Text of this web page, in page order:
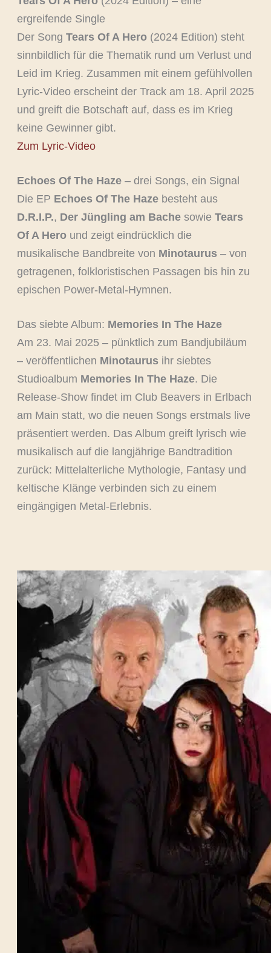
ergreifende Single
Der Song Tears Of A Hero(2024 Edition) steht
sinnbildlich für die Thematik rund um Verlust und
Leid im Krieg. Zusammen mit einem gefühlvollen
Lyric-Video erscheint der Track am 18. April 2025
und greift die Botschaft auf, dass es im Krieg
keine Gewinner gibt.
Zum Lyric-Video
Echoes Of The Haze– drei Songs, ein Signal
Die EP Echoes Of The Hazebesteht aus
D.R.I.P., Der Jüngling am Bachesowie Tears
Of A Heround zeigt eindrücklich die
musikalische Bandbreite von Minotaurus – von
getragenen, folkloristischen Passagen bis hin zu
epischen Power-Metal-Hymnen.
Das siebte Album: Memories In The Haze
Am 23. Mai 2025 – pünktlich zum Bandjubiläum
– veröffentlichen Minotaurus ihr siebtes
Studioalbum Memories In The Haze. Die
Release-Show findet im Club Beavers in Erlbach
am Main statt, wo die neuen Songs erstmals live
präsentiert werden. Das Album greift lyrisch wie
musikalisch auf die langjährige Bandtradition
zurück: Mittelalterliche Mythologie, Fantasy und
keltische Klänge verbinden sich zu einem
eingängigen Metal-Erlebnis.